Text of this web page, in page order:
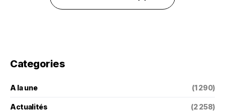
Categories
A la une (1 290)
Actualités (2 258)